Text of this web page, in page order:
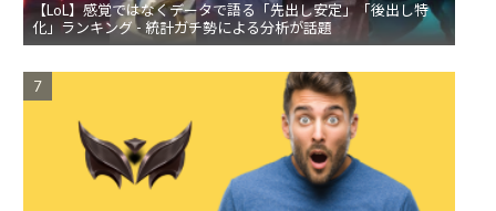
【LoL】感覚ではなくデータで語る「先出し安定」「後出し特
化」ランキング - 統計ガチ勢による分析が話題